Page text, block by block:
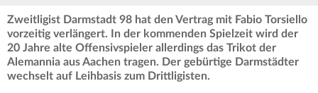
Zweitligist Darmstadt 98 hat den Vertrag mit Fabio Torsiello
vorzeitig verlängert. In der kommenden Spielzeit wird der
20 Jahre alte Offensivspieler allerdings das Trikot der
Alemannia aus Aachen tragen. Der gebürtige Darmstädter
wechselt auf Leihbasis zum Drittligisten.